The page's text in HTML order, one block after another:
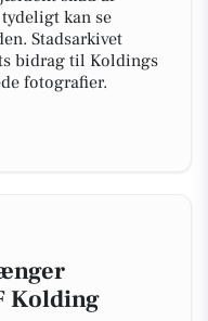
kan se
Stadsarkivet
bidrag til Koldings
fotografier.
Kolding